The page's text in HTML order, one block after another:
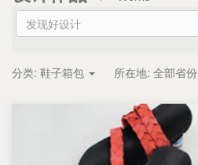
分类: 鞋子箱包 所在地: 全部省份